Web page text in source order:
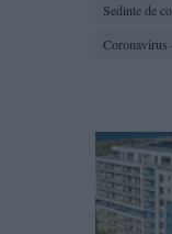
Sedinte de
Coronavirus